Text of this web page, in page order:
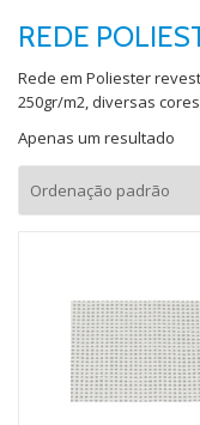
REDE
Rede em Poliester
250gr/m2, diversas
Apenas um resultado